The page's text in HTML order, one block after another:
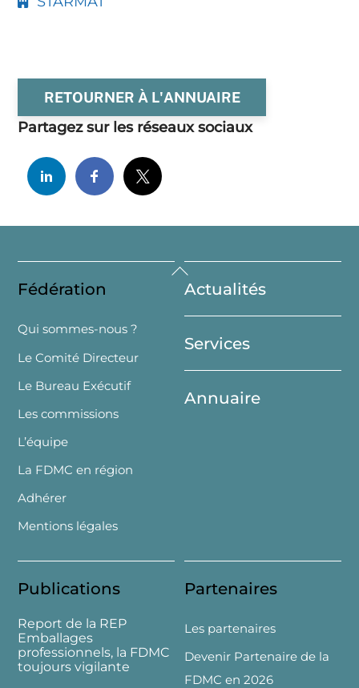
RETOURNER À L'ANNUAIRE
Partagez sur les réseaux sociaux
Back
To
Top
Fédération
Qui sommes-nous ?
Le Comité Directeur
Le Bureau Exécutif
Les commissions
L’équipe
La FDMC en région
Adhérer
Mentions légales
Actualités
Services
Annuaire
Publications
Report de la REP
Emballages
professionnels, la FDMC
toujours vigilante
Partenaires
Les partenaires
Devenir Partenaire de la
FDMC en 2026